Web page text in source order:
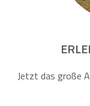
Jetzt das große